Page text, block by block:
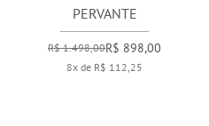
PERVANTE
R$ 1.498,00R$ 898,00
8x de R$ 112,25